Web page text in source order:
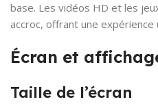
base. Les vidéos HD et les
accroc, offrant une expérience
Écran et
Taille de l’écran